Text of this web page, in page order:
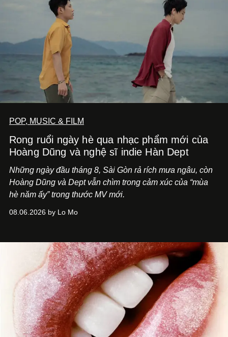
POP, MUSIC & FILM
Rong ruổi ngày hè qua nhạc phẩm mới của
Hoàng Dũng và nghệ sĩ indie Hàn Dept
Những ngày đầu tháng 8, Sài Gòn rả rích mưa ngâu, còn
Hoàng Dũng và Dept vẫn chìm trong cảm xúc của “mùa
hè năm ấy” trong thước MV mới.
08.06.2026 by Lo Mo